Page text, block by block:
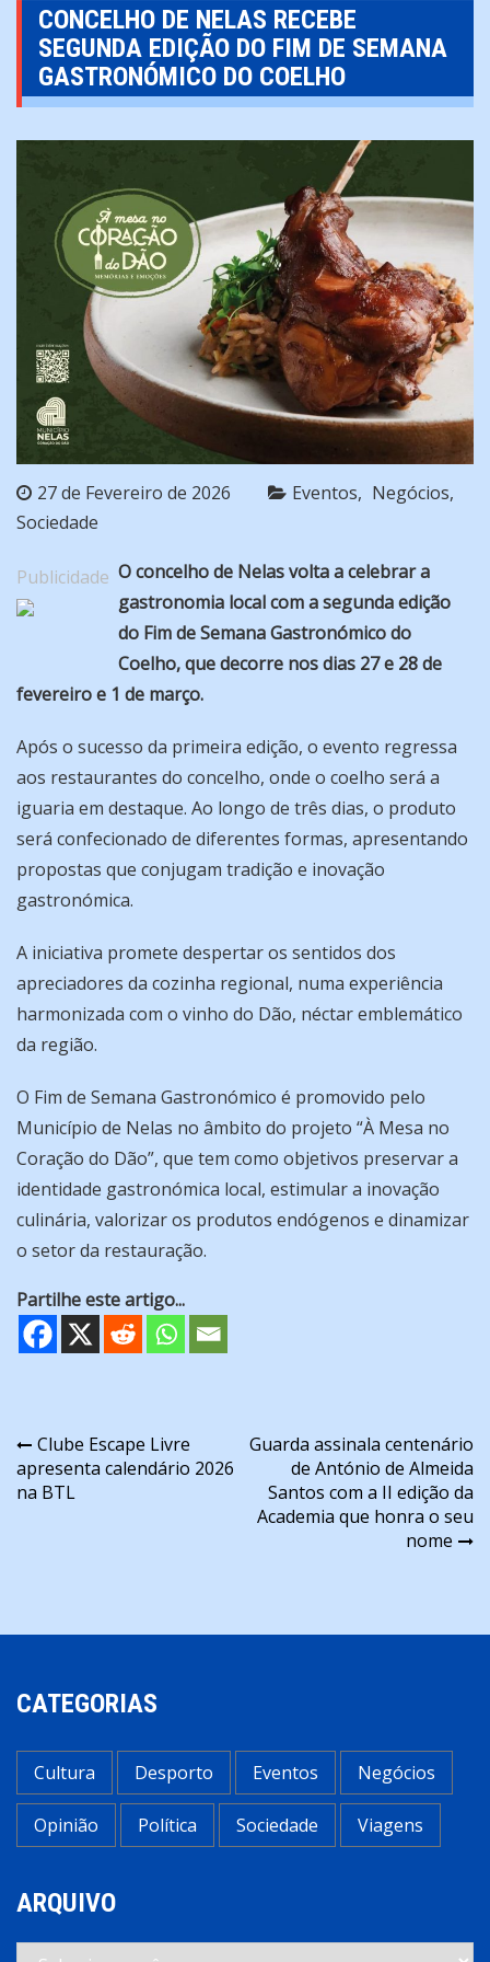
CONCELHO DE NELAS RECEBE
SEGUNDA EDIÇÃO DO FIM DE SEMANA
GASTRONÓMICO DO COELHO
27 de Fevereiro de 2026 Eventos
Negócios
Sociedade
Publicidade O concelho de Nelasvolta a celebrar a
gastronomia local com a segunda edição
do Fim de Semana Gastronómico do
Coelho, que decorre nos dias 27 e 28 de
fevereiro e 1 de março.
Após o sucesso da primeira edição, o evento regressa
aos restaurantes do concelho, onde o coelho será a
iguaria em destaque. Ao longo de três dias, o produto
será confecionado de diferentes formas, apresentando
propostas que conjugam tradição e inovação
gastronómica.
A iniciativa promete despertar os sentidos dos
apreciadores da cozinha regional, numa experiência
harmonizada com o vinho do Dão, néctar emblemático
da região.
O Fim de Semana Gastronómico é promovido pelo
Município de Nelas no âmbito do projeto “À Mesa no
Coração do Dão”, que tem como objetivos preservar a
identidade gastronómica local, estimular a inovação
culinária, valorizar os produtos endógenos e dinamizar
o setor da restauração.
Partilhe este artigo...
Navegação
de
Clube Escape Livre
apresenta calendário 2026
na BTL
Guarda assinala centenário
de António de Almeida
Santos com a II edição da
Academia que honra o seu
nome
CATEGORIAS
Cultura Desporto Eventos Negócios
Opinião Política Sociedade Viagens
ARQUIVO
Arquivo